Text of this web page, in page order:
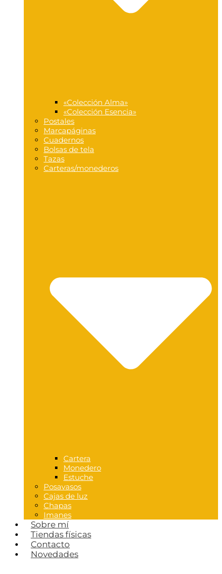
«Colección Alma»
«Colección Esencia»
Postales
Marcapáginas
Cuadernos
Bolsas de tela
Tazas
Carteras/monederos
Cartera
Monedero
Estuche
Posavasos
Cajas de luz
Chapas
Imanes
Sobre mí
Tiendas físicas
Contacto
Novedades